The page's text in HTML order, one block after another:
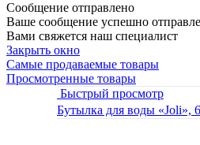
Сообщение отправлено
Ваше сообщение успешно
Вами свяжется наш специалист
Закрыть окно
Самые продаваемые товары
Просмотренные товары
Быстрый просмотр
Бутылка для воды «Joli»,